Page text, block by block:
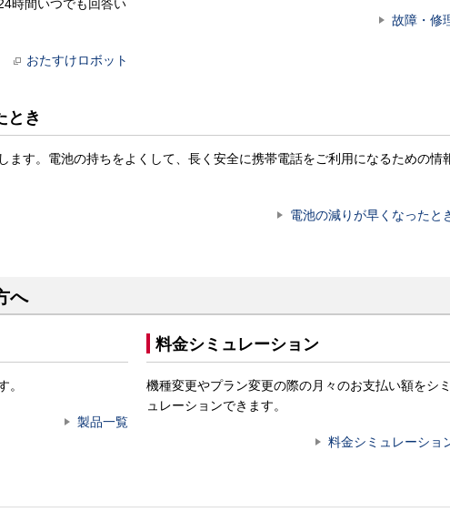
時間いつでも回答い
おたすけロボット
故障・修
とき
ます。電池の持ちをよくして、長く安全に携帯電話をご利用になるための情
電池の減りが早くなったと
へ
。
製品一覧
料金シミュレーション
機種変更やプラン変更の際の月々のお支払い額をシ
ュレーションできます。
料金シミュレーショ